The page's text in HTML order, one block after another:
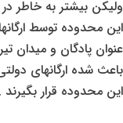
ولیکن بیشتر به خاطر
این محدوده توسط
عنوان پادگان و میدان
باعث شده ارگانهای
این محدوده قرار بگیرند .